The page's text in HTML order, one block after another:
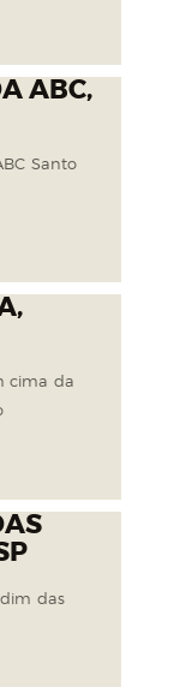
ABC,
Santo
cima da
das